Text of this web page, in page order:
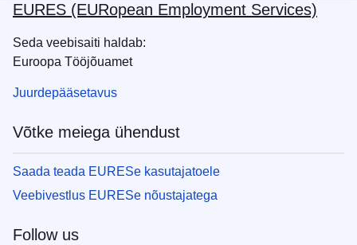
EURES (EURopean Employment Services)
Seda veebisaiti haldab:
Euroopa Tööjõuamet
Juurdepääsetavus
Võtke meiega ühendust
Saada teada EURESe kasutajatoele
Veebivestlus EURESe nõustajatega
Follow us